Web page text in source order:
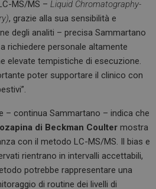
MS/MS –Liquid Chromatography-
, grazie alla sua sensibilità e
degli analiti – precisa Sammartano
richiedere personale altamente
elevate tempistiche di esecuzione.
poter supportare il clinico con
– continua Sammartano – indica che
di Beckman Coulter mostra
con il metodo LC-MS/MS. Il bias e
rientrano in intervalli accettabili,
potrebbe rappresentare una
di routine dei livelli di